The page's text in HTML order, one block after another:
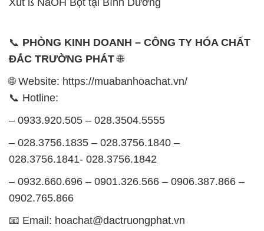
– 0932.660.696 – 0901.326.566 – 0906.387.866 –
0902.765.866
📧 Email: hoachat@dactruongphat.vn
GIỜ LÀM VIỆC TẠI CÔNG TY HÓA CHẤT ĐẮC
TRƯỜNG PHÁT
Thời gian làm việctại Hóa Chất Đắc Trường Phát
được tổ chức như sau:
Thứ 2 đến thứ 6: Buổi sáng: từ 8h đến 11h – Buổi
chiều: từ 12h30 đến 17h
Thứ 7: Buổi sáng: từ 8h đến 11h – Buổi chiều: từ